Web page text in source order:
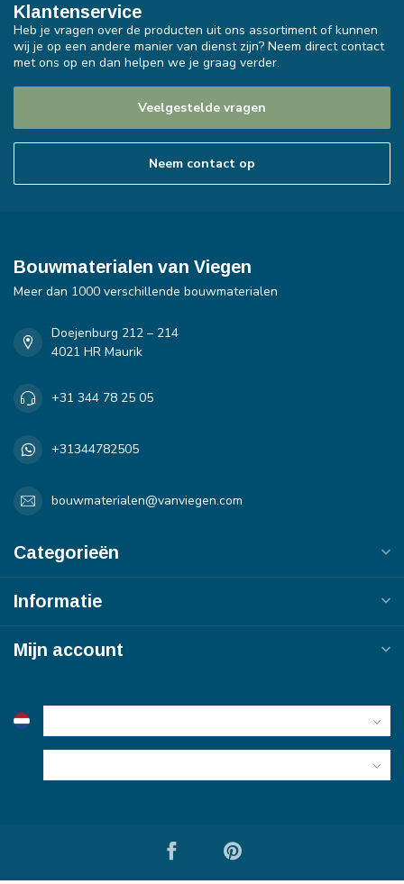
Klantenservice
Heb je vragen over de producten uit ons assortiment of kunnen
wij je op een andere manier van dienst zijn? Neem direct contact
met ons op en dan helpen we je graag verder.
Veelgestelde vragen
Neem contact op
Bouwmaterialen van Viegen
Meer dan 1000 verschillende bouwmaterialen
Doejenburg 212 – 214
4021 HR Maurik
+31 344 78 25 05
+31344782505
bouwmaterialen@vanviegen.com
Categorieën
Informatie
Mijn account